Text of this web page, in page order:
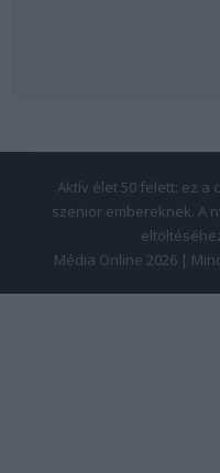
Aktív élet 50 felett: ez a
szenior embereknek. A
Média Online 2026 |